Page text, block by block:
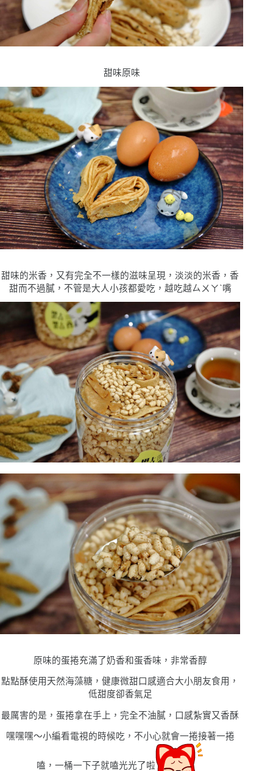
甜味原味
甜味的米香，又有完全不一樣的滋味呈現，淡淡的米香，香
甜而不過膩，不管是大人小孩都愛吃，越吃越ㄙㄨㄚˋ嘴
原味的蛋捲充滿了奶香和蛋香味，非常香醇
點點酥使用天然海藻糖，健康微甜口感適合大小朋友食用，
低甜度卻香氣足
最厲害的是，蛋捲拿在手上，完全不油膩，口感紮實又香酥
嘿嘿嘿〜小編看電視的時候吃，不小心就會一捲接著一捲
嗑，一桶一下子就嗑光光了啦